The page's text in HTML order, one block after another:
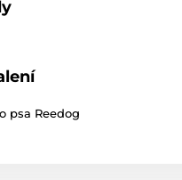
psa Reedog